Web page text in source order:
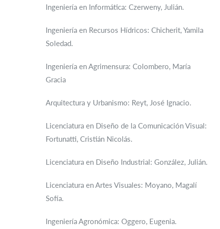
Ingeniería en Informática: Czerweny, Julián.
Ingeniería en Recursos Hídricos: Chicherit, Yamila
Soledad.
Ingeniería en Agrimensura: Colombero, María
Gracia
Arquitectura y Urbanismo: Reyt, José Ignacio.
Licenciatura en Diseño de la Comunicación Visual:
Fortunatti, Cristián Nicolás.
Licenciatura en Diseño Industrial: González, Julián.
Licenciatura en Artes Visuales: Moyano, Magalí
Sofía.
Ingeniería Agronómica: Oggero, Eugenia.